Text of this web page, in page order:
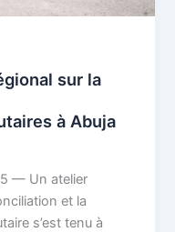
sur la
à Abuja
— Un atelier
et la
s’est tenu à